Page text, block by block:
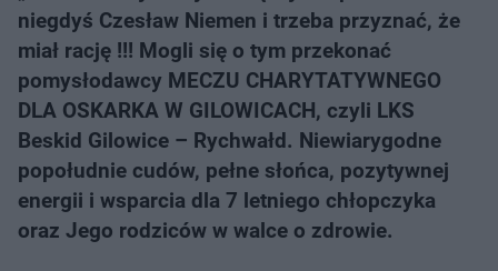
niegdyś Czesław Niemen i trzeba przyznać, że
miał rację !!! Mogli się o tym przekonać
pomysłodawcy MECZU CHARYTATYWNEGO
DLA OSKARKA W GILOWICACH, czyli LKS
Beskid Gilowice – Rychwałd. Niewiarygodne
popołudnie cudów, pełne słońca, pozytywnej
energii i wsparcia dla 7 letniego chłopczyka
oraz Jego rodziców w walce o zdrowie.